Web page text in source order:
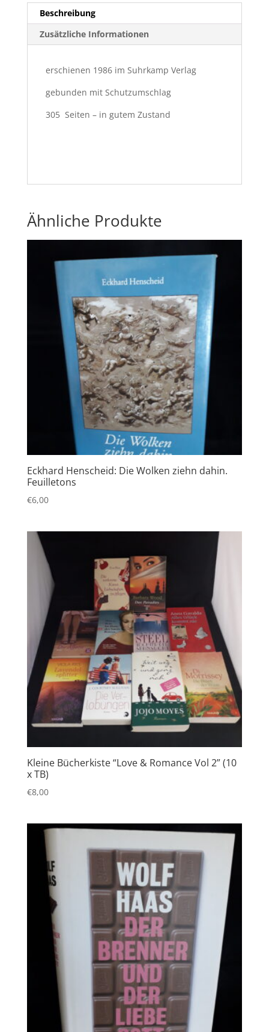
Beschreibung
Zusätzliche Informationen
erschienen 1986 im Suhrkamp Verlag
gebunden mit Schutzumschlag
305 Seiten – in gutem Zustand
Ähnliche Produkte
Eckhard Henscheid: Die Wolken ziehn dahin.
Feuilletons
€6,00
Kleine Bücherkiste “Love & Romance Vol 2” (10
x TB)
€8,00